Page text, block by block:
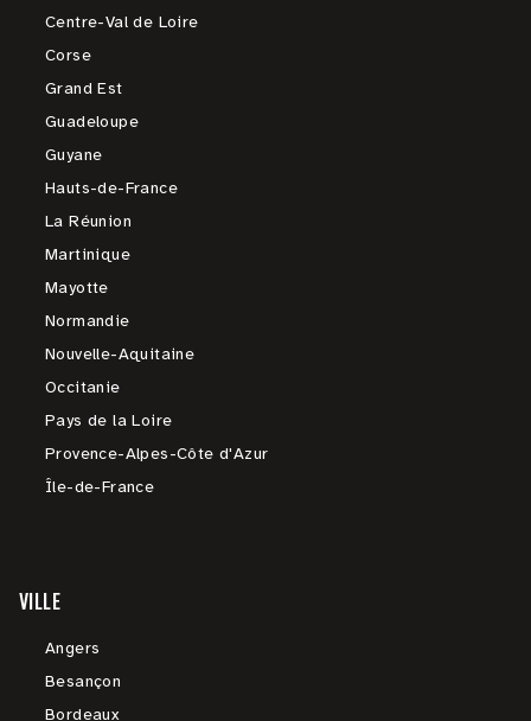
Centre-Val de Loire
Corse
Grand Est
Guadeloupe
Guyane
Hauts-de-France
La Réunion
Martinique
Mayotte
Normandie
Nouvelle-Aquitaine
Occitanie
Pays de la Loire
Provence-Alpes-Côte d'Azur
Île-de-France
VILLE
Angers
Besançon
Bordeaux